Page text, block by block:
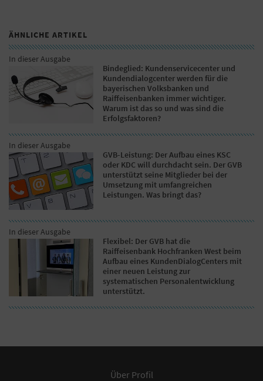
ÄHNLICHE ARTIKEL
In dieser Ausgabe
Bindeglied: Kundenservicecenter und
Kundendialogcenter werden für die
bayerischen Volksbanken und
Raiffeisenbanken immer wichtiger.
Warum ist das so und was sind die
Erfolgsfaktoren?
In dieser Ausgabe
GVB-Leistung: Der Aufbau eines KSC
oder KDC will durchdacht sein. Der GVB
unterstützt seine Mitglieder bei der
Umsetzung mit umfangreichen
Leistungen. Was bringt das?
In dieser Ausgabe
Flexibel: Der GVB hat die
Raiffeisenbank Hochfranken West beim
Aufbau eines KundenDialogCenters mit
einer neuen Leistung zur
systematischen Personalentwicklung
unterstützt.
Über Profil